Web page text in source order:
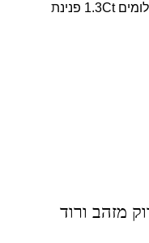
7.700 גרם 14 קרט יהלומים: 133 יהלומים 1.3Ct פנינת
מזהב ורוד